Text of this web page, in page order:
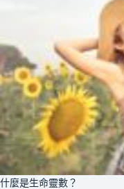
什麼是生命靈數？